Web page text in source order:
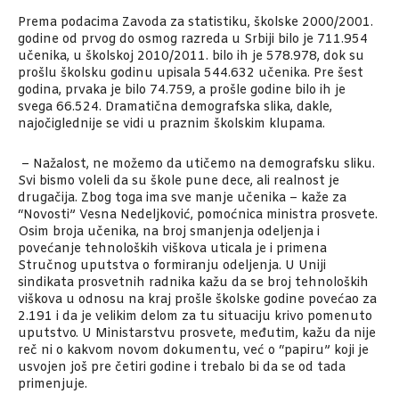
Prema podacima Zavoda za statistiku, školske 2000/2001.
godine od prvog do osmog razreda u Srbiji bilo je 711.954
učenika, u školskoj 2010/2011. bilo ih je 578.978, dok su
prošlu školsku godinu upisala 544.632 učenika. Pre šest
godina, prvaka je bilo 74.759, a prošle godine bilo ih je
svega 66.524. Dramatična demografska slika, dakle,
najočiglednije se vidi u praznim školskim klupama.
– Nažalost, ne možemo da utičemo na demografsku sliku.
Svi bismo voleli da su škole pune dece, ali realnost je
drugačija. Zbog toga ima sve manje učenika – kaže za
“Novosti” Vesna Nedeljković, pomoćnica ministra prosvete.
Osim broja učenika, na broj smanjenja odeljenja i
povećanje tehnoloških viškova uticala je i primena
Stručnog uputstva o formiranju odeljenja. U Uniji
sindikata prosvetnih radnika kažu da se broj tehnoloških
viškova u odnosu na kraj prošle školske godine povećao za
2.191 i da je velikim delom za tu situaciju krivo pomenuto
uputstvo. U Ministarstvu prosvete, međutim, kažu da nije
reč ni o kakvom novom dokumentu, već o “papiru” koji je
usvojen još pre četiri godine i trebalo bi da se od tada
primenjuje.